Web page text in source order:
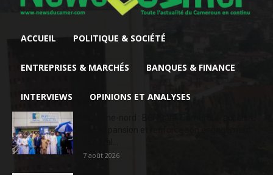
ACCUEIL POLITIQUE & SOCIÉTÉ
ENTREPRISES & MARCHÉS BANQUES & FINANCE
INTERVIEWS OPINIONS ET ANALYSES
7 août 2026